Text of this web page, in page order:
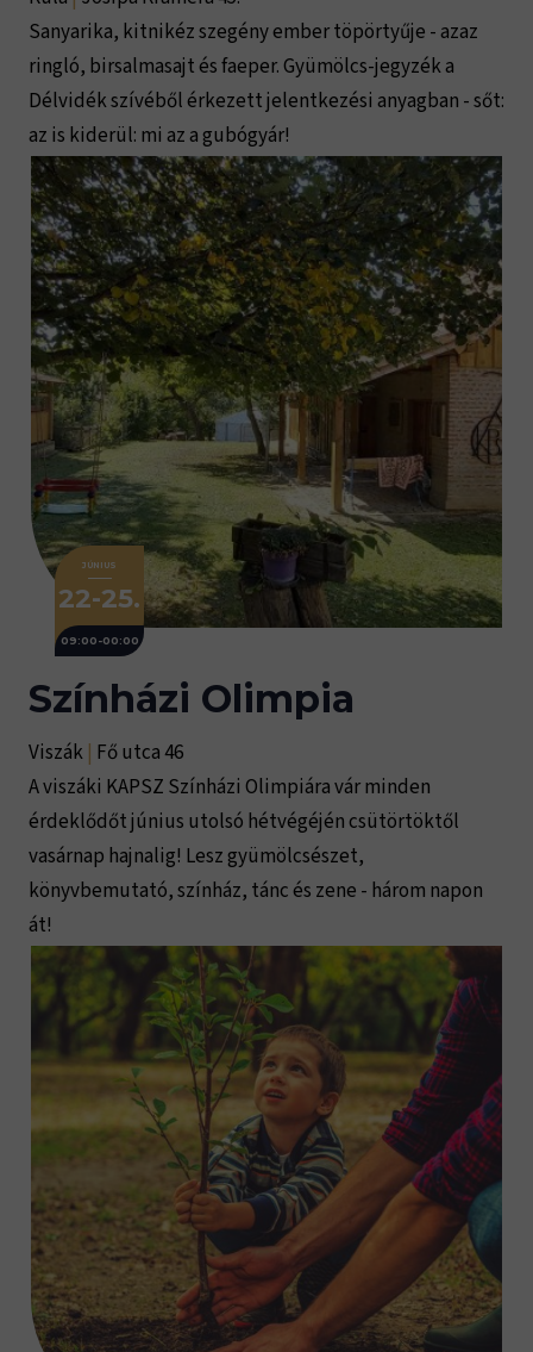
Sanyarika, kitnikéz szegény ember töpörtyűje - azaz
ringló, birsalmasajt és faeper. Gyümölcs-jegyzék a
Délvidék szívéből érkezett jelentkezési anyagban - sőt:
az is kiderül: mi az a gubógyár!
JÚNIUS
22-25.
09:00-00:00
Színházi Olimpia
Viszák | Fő utca 46
A viszáki KAPSZ Színházi Olimpiára vár minden
érdeklődőt június utolsó hétvégéjén csütörtöktől
vasárnap hajnalig! Lesz gyümölcsészet,
könyvbemutató, színház, tánc és zene - három napon
át!